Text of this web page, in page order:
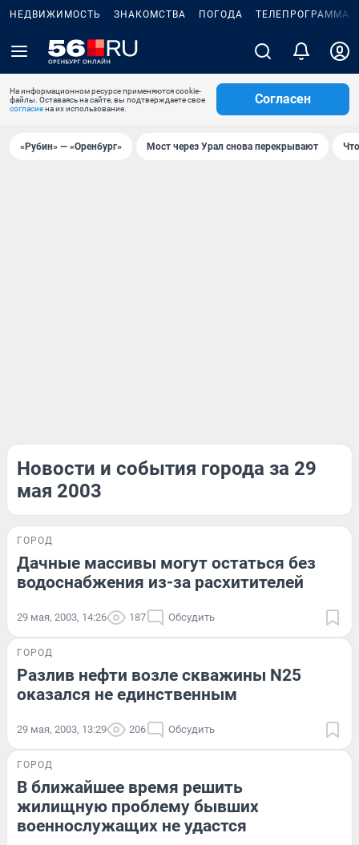
НЕДВИЖИМОСТЬ ЗНАКОМСТВА ПОГОДА ТЕЛЕПРОГРАММА
На информационном ресурсе применяются cookie-
файлы. Оставаясь на сайте, вы подтверждаете свое
согласиена их использование.
Согласен
«Рубин» — «Оренбург» Мост через Урал снова перекрывают
Новости и события города за 29
мая 2003
ГОРОД
Дачные массивы могут остаться без
водоснабжения из-за расхитителей
29 мая, 2003, 14:26 187 Обсудить
ГОРОД
Разлив нефти возле скважины N25
оказался не единственным
29 мая, 2003, 13:29 206 Обсудить
ГОРОД
В ближайшее время решить
жилищную проблему бывших
военнослужащих не удастся